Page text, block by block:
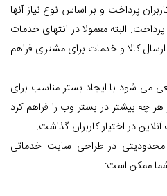
پرداخت و بر اساس نوع نیاز آنها
البته معمولا در انتهای خدمات
کالا و خدمات برای مشتری فراهم
می شود با ایجاد بستر مناسب برای
چه بیشتر در بستر وب را فراهم کرد
در اختیار کاربران گذاشت.
در طراحی سایت خدماتی
ممکن است: